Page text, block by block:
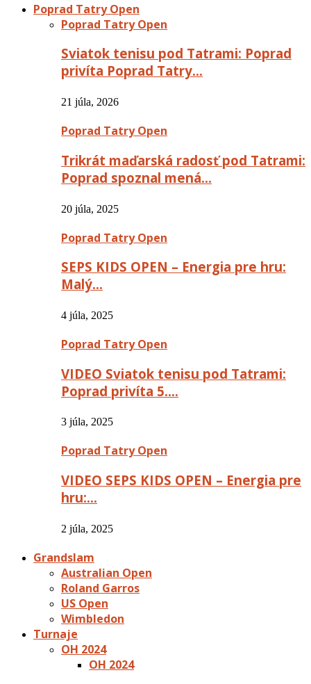
Poprad Tatry Open
Poprad Tatry Open
Sviatok tenisu pod Tatrami: Poprad
privíta Poprad Tatry…
21 júla, 2026
Poprad Tatry Open
Trikrát maďarská radosť pod Tatrami:
Poprad spoznal mená…
20 júla, 2025
Poprad Tatry Open
SEPS KIDS OPEN – Energia pre hru:
Malý…
4 júla, 2025
Poprad Tatry Open
VIDEO Sviatok tenisu pod Tatrami:
Poprad privíta 5….
3 júla, 2025
Poprad Tatry Open
VIDEO SEPS KIDS OPEN – Energia pre
hru:…
2 júla, 2025
Grandslam
Australian Open
Roland Garros
US Open
Wimbledon
Turnaje
OH 2024
OH 2024